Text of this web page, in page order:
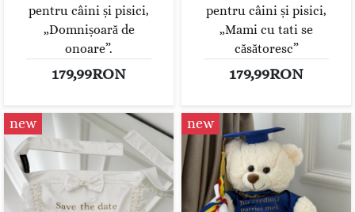
pentru câini și pisici,
„Domnișoară de
onoare”.
179,99RON
pentru câini și pisici,
„Mami cu tati se
căsătoresc”
179,99RON
new new